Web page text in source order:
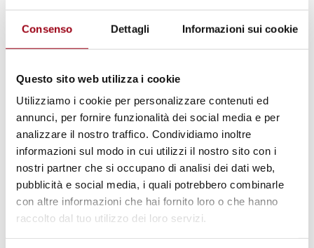
Consenso Dettagli Informazioni sui cookie
Questo sito web utilizza i cookie
Utilizziamo i cookie per personalizzare contenuti ed
annunci, per fornire funzionalità dei social media e per
analizzare il nostro traffico. Condividiamo inoltre
informazioni sul modo in cui utilizzi il nostro sito con i
nostri partner che si occupano di analisi dei dati web,
pubblicità e social media, i quali potrebbero combinarle
con altre informazioni che hai fornito loro o che hanno
raccolto dal tuo utilizzo dei loro servizi.
UNIONE EUROPEA
Commissione Europea: il 9